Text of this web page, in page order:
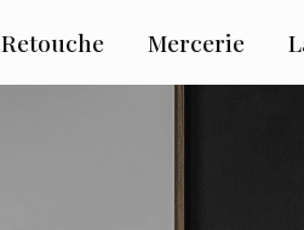
Retouche Mercerie